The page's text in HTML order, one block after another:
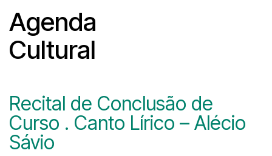
Agenda
Cultural
Recital de Conclusão de
Curso . Canto Lírico – Alécio
Sávio